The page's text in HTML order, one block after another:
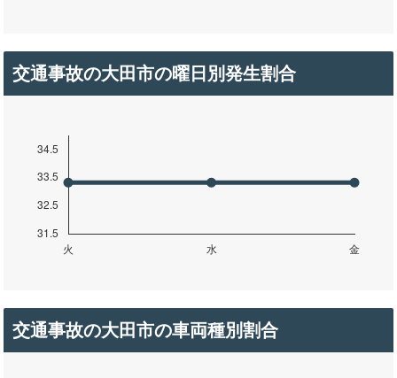
交通事故の大田市の曜日別発生割合
交通事故の大田市の車両種別割合